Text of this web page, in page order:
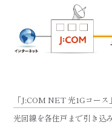
「J:COM NET 光1Gコー
光回線を各住戸まで引き込